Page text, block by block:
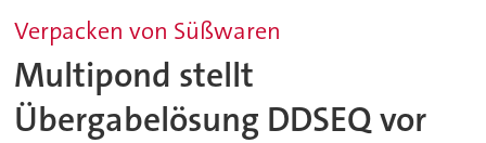
Verpacken von Süßwaren
Multipond stellt
Übergabelösung DDSEQ vor